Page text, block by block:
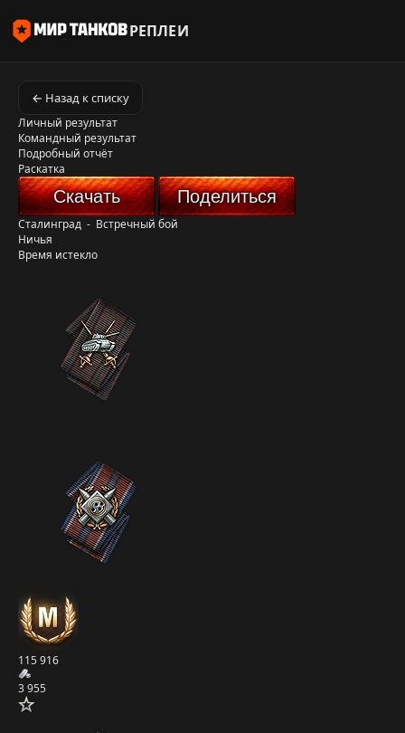
РЕПЛЕИ
← Назад к списку
Личный результат
Командный результат
Подробный отчёт
Раскатка
Скачать Поделиться
Сталинград - Встречный бой
Ничья
Время истекло
115 916
3 955